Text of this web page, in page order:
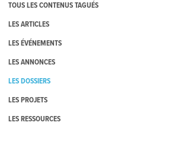
TOUS LES CONTENUS TAGUÉS
LES ARTICLES
LES ÉVÉNEMENTS
LES ANNONCES
LES DOSSIERS
LES PROJETS
LES RESSOURCES